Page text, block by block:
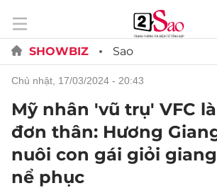
SHOWBIZ Sao
chủ nhật, 17/03/2024 - 20:43
Mỹ nhân 'vũ trụ' VFC
đơn thân: Hương
nuôi con gái giỏi
nể phục